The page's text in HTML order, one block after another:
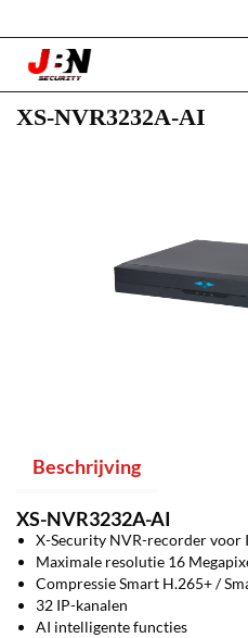
XS-NVR3232A-AI
Beschrijving
XS-NVR3232A-AI
X-Security NVR-recorder voor
Maximale resolutie 16
Compressie Smart H.265+ /
32 IP-kanalen
AI intelligente functies